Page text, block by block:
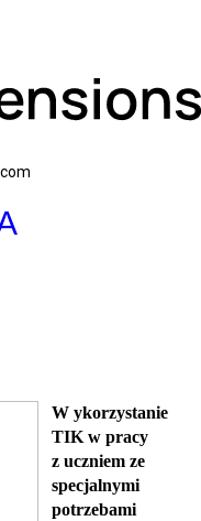
W ykorzystanie
TIK w pracy
z uczniem ze
specjalnymi
potrzebami